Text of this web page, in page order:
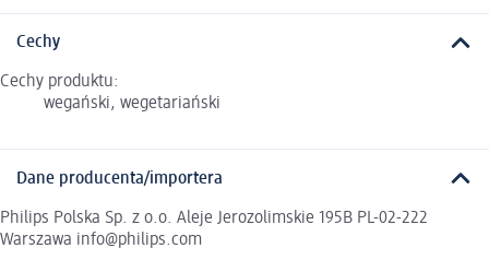
Cechy
Cechy produktu:
wegański, wegetariański
Dane producenta/importera
Philips Polska Sp. z o.o. Aleje Jerozolimskie 195B PL-02-222
Warszawa info@philips.com